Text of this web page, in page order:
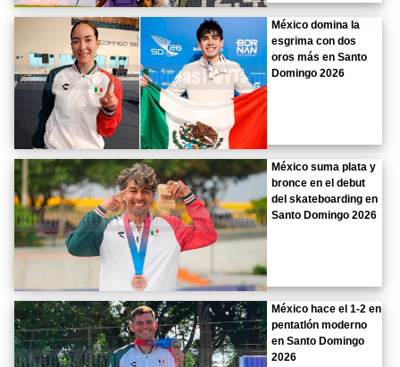
México domina la
esgrima con dos
oros más en Santo
Domingo 2026
México suma plata y
bronce en el debut
del skateboarding en
Santo Domingo 2026
México hace el 1-2 en
pentatlón moderno
en Santo Domingo
2026